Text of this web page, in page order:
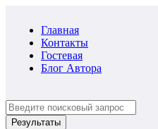
Главная
Контакты
Гостевая
Блог Автора
Search
...Результаты